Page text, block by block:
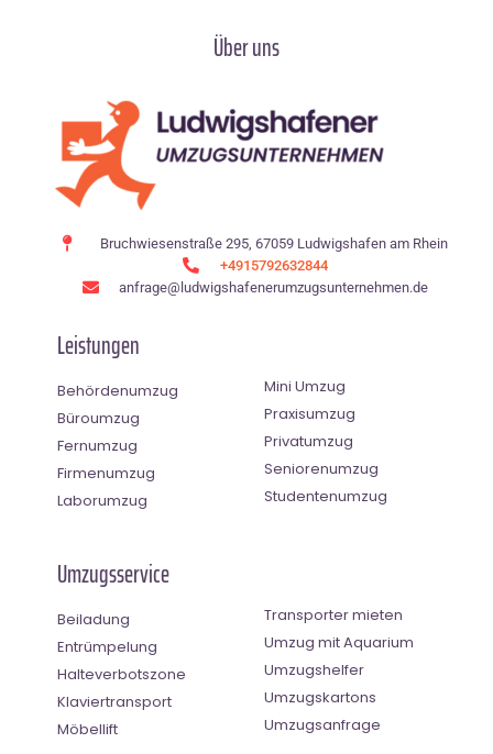
Über uns
Bruchwiesenstraße 295, 67059 Ludwigshafen am Rhein
+4915792632844
anfrage@ludwigshafenerumzugsunternehmen.de
Leistungen
Behördenumzug
Büroumzug
Fernumzug
Firmenumzug
Laborumzug
Mini Umzug
Praxisumzug
Privatumzug
Seniorenumzug
Studentenumzug
Umzugsservice
Beiladung
Entrümpelung
Halteverbotszone
Klaviertransport
Möbellift
Transporter mieten
Umzug mit Aquarium
Umzugshelfer
Umzugskartons
Umzugsanfrage